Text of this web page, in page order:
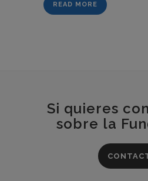
READ MORE
Si quieres
sobre la